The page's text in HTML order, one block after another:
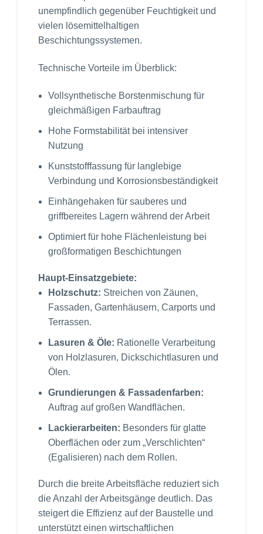
unempfindlich gegenüber Feuchtigkeit und
vielen lösemittelhaltigen
Beschichtungssystemen.
Technische Vorteile im Überblick:
Vollsynthetische Borstenmischung für
gleichmäßigen Farbauftrag
Hohe Formstabilität bei intensiver
Nutzung
Kunststofffassung für langlebige
Verbindung und Korrosionsbeständigkeit
Einhängehaken für sauberes und
griffbereites Lagern während der Arbeit
Optimiert für hohe Flächenleistung bei
großformatigen Beschichtungen
Haupt-Einsatzgebiete:
Holzschutz: Streichen von Zäunen,
Fassaden, Gartenhäusern, Carports und
Terrassen.
Lasuren & Öle: Rationelle Verarbeitung
von Holzlasuren, Dickschichtlasuren und
Ölen.
Grundierungen & Fassadenfarben:
Auftrag auf großen Wandflächen.
Lackierarbeiten: Besonders für glatte
Oberflächen oder zum „Verschlichten“
(Egalisieren) nach dem Rollen.
Durch die breite Arbeitsfläche reduziert sich
die Anzahl der Arbeitsgänge deutlich. Das
steigert die Effizienz auf der Baustelle und
unterstützt einen wirtschaftlichen